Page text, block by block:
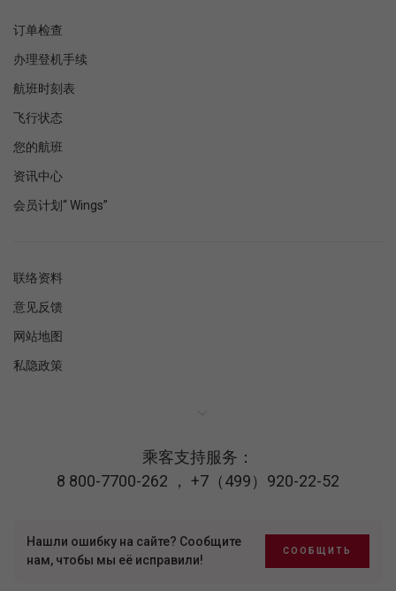
订单检查
办理登机手续
航班时刻表
飞行状态
您的航班
资讯中心
会员计划“ Wings”
联络资料
意见反馈
网站地图
私隐政策
乘客支持服务：
8 800-7700-262 ， +7（499）920-22-52
Нашли ошибку на сайте? Сообщите
нам, чтобы мы её исправили!
СООБЩИТЬ